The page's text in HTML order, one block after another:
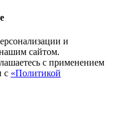
и
сайтом.
с применением
с «Политикой